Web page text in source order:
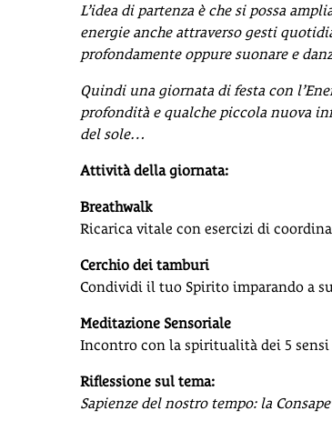
L’idea di partenza è che si possa
energieanche attraverso gesti
profondamente oppure suonare e
Quindi una giornata di festa con
profondità e qualche piccola nuova
del sole…
Attività della giornata:
Breathwalk
Ricarica vitale con esercizi di
Cerchio dei tamburi
Condividi il tuo Spirito imparando a
Meditazione Sensoriale
Incontro con la spiritualità dei 5 sensi
Riflessione sul tema:
Sapienze del nostro tempo: la